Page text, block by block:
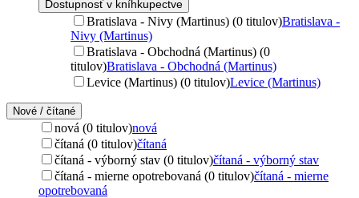
Dostupnosť v kníhkupectve
Bratislava - Nivy (Martinus) (0 titulov)Bratislava -
Nivy (Martinus)
Bratislava - Obchodná (Martinus) (0
titulov)Bratislava - Obchodná (Martinus)
Levice (Martinus) (0 titulov)Levice (Martinus)
Nové / čítané
nová (0 titulov)nová
čítaná (0 titulov)čítaná
čítaná - výborný stav (0 titulov)čítaná - výborný stav
čítaná - mierne opotrebovaná (0 titulov)čítaná - mierne
opotrebovaná